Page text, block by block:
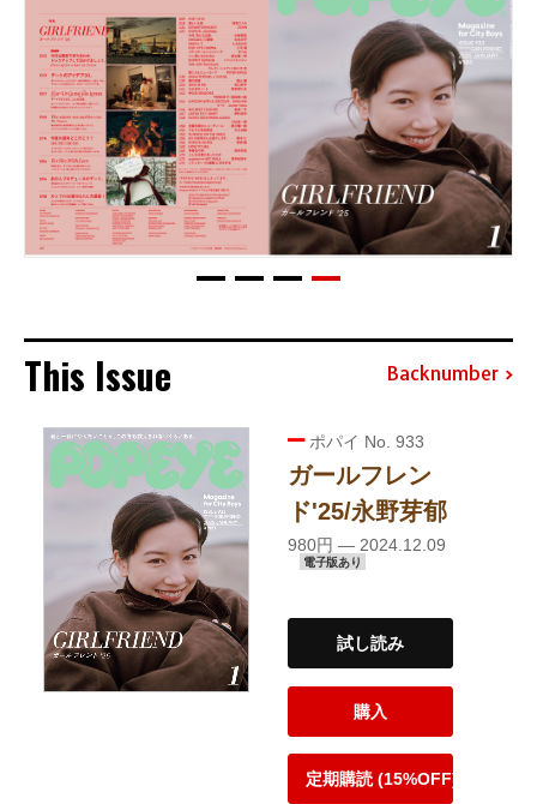
This Issue Backnumber
ポパイ No. 933
ガールフレン
ド'25/永野芽郁
980円 — 2024.12.09
電子版あり
試し読み
購入
定期購読 (15%OFF)